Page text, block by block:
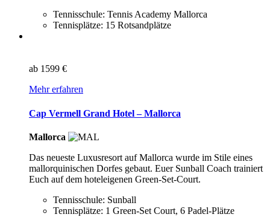
Tennisschule: Tennis Academy Mallorca
Tennisplätze: 15 Rotsandplätze
ab 1599 €
Mehr erfahren
Cap Vermell Grand Hotel – Mallorca
Mallorca
Das neueste Luxusresort auf Mallorca wurde im Stile eines
mallorquinischen Dorfes gebaut. Euer Sunball Coach trainiert
Euch auf dem hoteleigenen Green-Set-Court.
Tennisschule: Sunball
Tennisplätze: 1 Green-Set Court, 6 Padel-Plätze